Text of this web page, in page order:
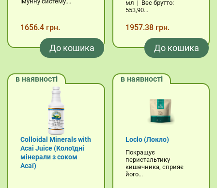
1656.4 грн.
До кошика
мл | Вес брутто:
553,90...
1957.38 грн.
До кошика
в наявності
Colloidal Minerals with
Acai Juice (Колоїдні
мінерали з соком
Асаї)
в наявності
Loclo (Локло)
Покращує
перистальтику
кишечника, сприяє
його...